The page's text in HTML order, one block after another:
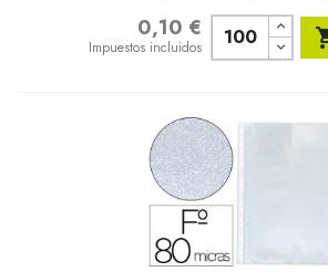
0,10 €
Impuestos incluidos